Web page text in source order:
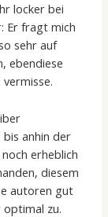
locker bei
Er fragt mich
sehr auf
ebendiese
anhin der
erheblich
diesem
autoren gut
zu.